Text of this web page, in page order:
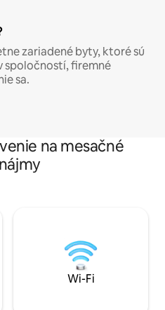
zariadené byty, ktoré sú
spoločností, firemné
sa.
na mesačné
Wi-Fi